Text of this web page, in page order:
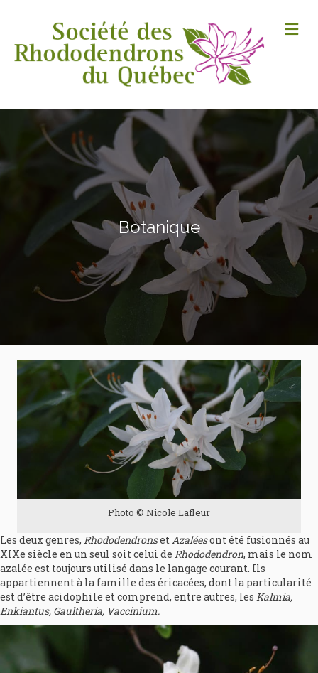
Botanique
Photo © Nicole Lafleur
Les deux genres, Rhododendronset Azaléesont été fusionnés au
XIXe siècle en un seul soit celui de Rhododendron, mais le nom
azalée est toujours utilisé dans le langage courant. Ils
appartiennent à la famille des éricacées, dont la particularité
est d’être acidophile et comprend, entre autres, les Kalmia,
Enkiantus, Gaultheria, Vaccinium.